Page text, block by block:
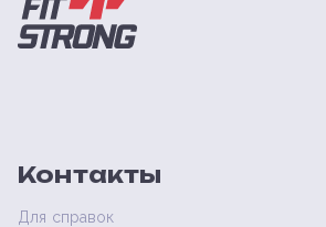
Контакты
Для справок